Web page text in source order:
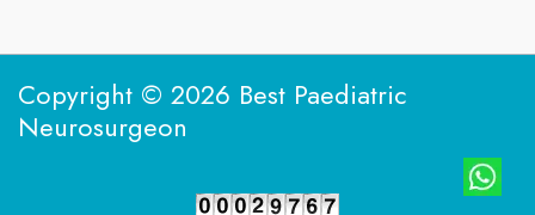
Copyright © 2026 Best Paediatric
Neurosurgeon